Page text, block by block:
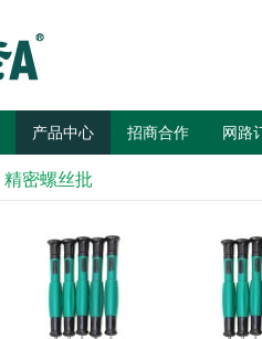
产品中心 招商合作 网路
精密螺丝批